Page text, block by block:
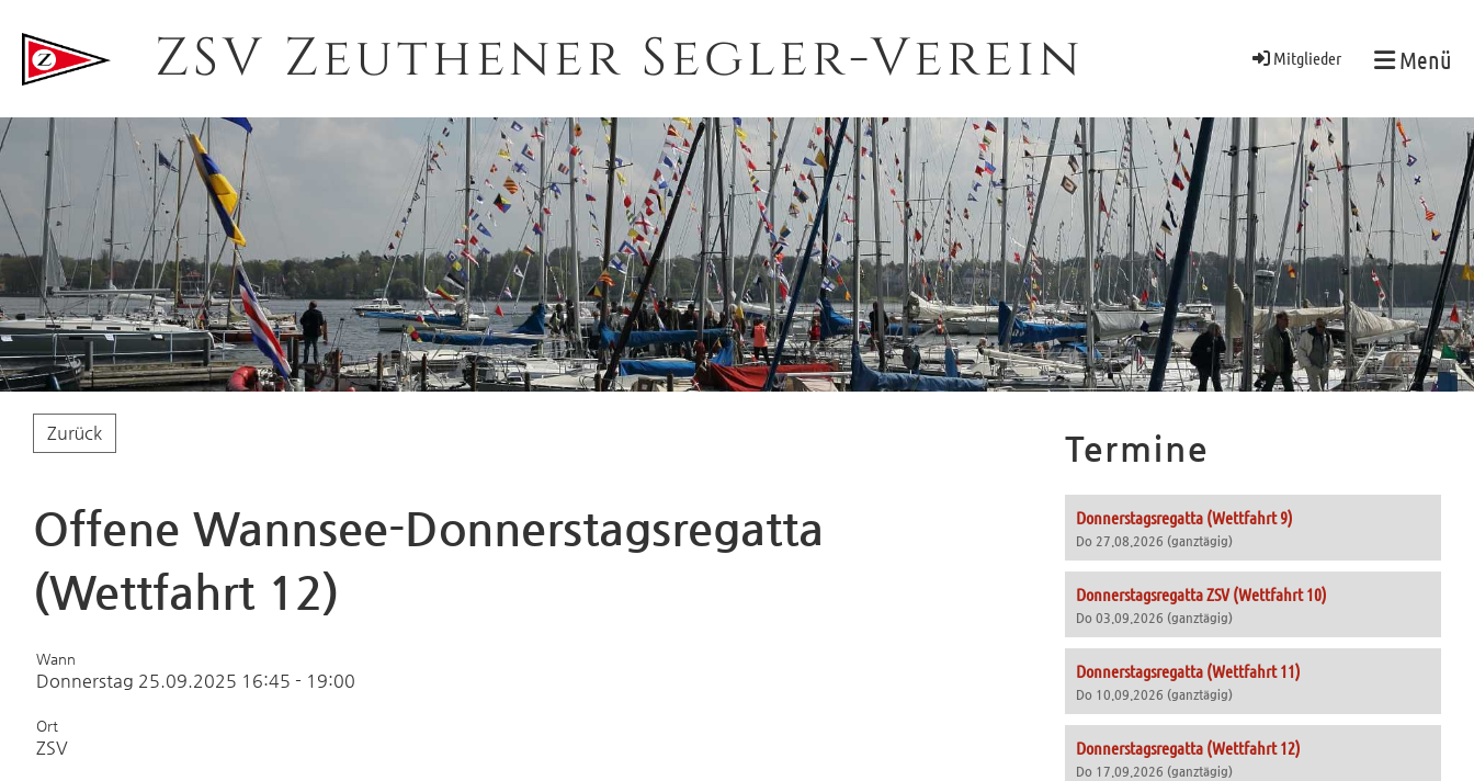
ZSV Zeuthener Segler-Verein Mitglieder Menü
Zurück
Offene Wannsee-Donnerstagsregatta
(Wettfahrt 12)
Wann
Donnerstag 25.09.2025 16:45 - 19:00
Ort
ZSV
Termine
Donnerstagsregatta (Wettfahrt 9)
Do 27.08.2026 (ganztägig)
Donnerstagsregatta ZSV (Wettfahrt 10)
Do 03.09.2026 (ganztägig)
Donnerstagsregatta (Wettfahrt 11)
Do 10.09.2026 (ganztägig)
Donnerstagsregatta (Wettfahrt 12)
Do 17.09.2026 (ganztägig)